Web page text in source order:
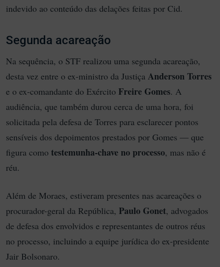
indevido ao conteúdo das delações feitas por Cid.
Segunda acareação
Na sequência, o STF realizou uma segunda acareação,
desta vez entre o ex-ministro da Justiça Anderson Torres
e o ex-comandante do Exército Freire Gomes. A
audiência, que também durou cerca de uma hora, foi
solicitada pela defesa de Torres para esclarecer pontos
sensíveis dos depoimentos prestados por Gomes — que
figura como testemunha-chave no processo, mas não é
réu.
Além de Moraes, estiveram presentes nas acareações o
procurador-geral da República, Paulo Gonet, advogados
de defesa dos envolvidos e representantes de outros réus
no processo, incluindo a equipe jurídica do ex-presidente
Jair Bolsonaro.